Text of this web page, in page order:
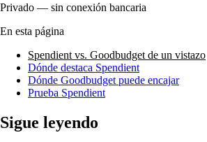
Privado — sin conexión bancaria
En esta página
Spendient vs. Goodbudget de un vistazo
Dónde destaca Spendient
Dónde Goodbudget puede encajar
Prueba Spendient
Sigue leyendo